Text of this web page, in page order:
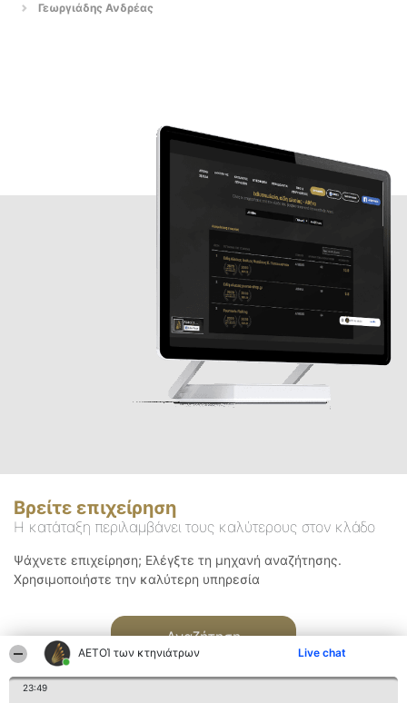
ΑΕΤΟΊ των κτηνιάτρων Live chat
23:49
Γεωργιάδης Ανδρέας
Βρείτε επιχείρηση
Η κατάταξη περιλαμβάνει τους καλύτερους στον κλάδο
Ψάχνετε επιχείρηση; Ελέγξτε τη μηχανή αναζήτησης.
Χρησιμοποιήστε την καλύτερη υπηρεσία
Αναζήτηση